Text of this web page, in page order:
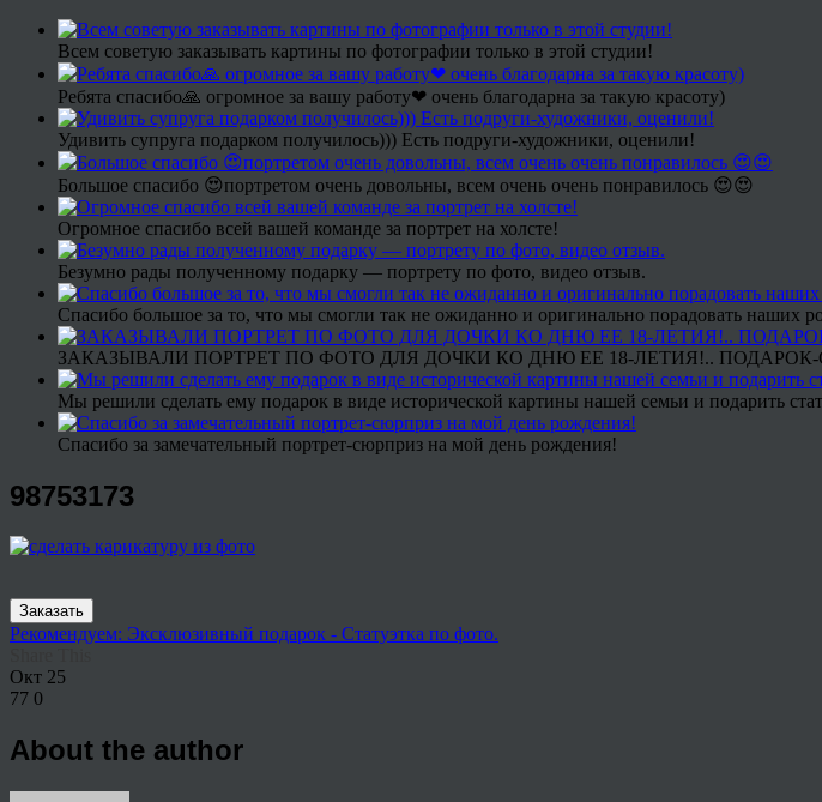
Всем советую заказывать картины по фотографии только в этой студии!
Ребята спасибо🙏 огромное за вашу работу❤ очень благодарна за такую красоту)
Удивить супруга подарком получилось))) Есть подруги-художники, оценили!
Большое спасибо 😍портретом очень довольны, всем очень очень понравилось 😍😍
Огромное спасибо всей вашей команде за портрет на холсте!
Безумно рады полученному подарку — портрету по фото, видео отзыв.
Спасибо большое за то, что мы смогли так не ожиданно и оригинально порадовать наших
ЗАКАЗЫВАЛИ ПОРТРЕТ ПО ФОТО ДЛЯ ДОЧКИ КО ДНЮ ЕЕ 18-ЛЕТИЯ!..
Мы решили сделать ему подарок в виде исторической картины нашей семьи и подарить
Спасибо за замечательный портрет-сюрприз на мой день рождения!
98753173
Заказать
Рекомендуем: Эксклюзивный подарок - Статуэтка по фото.
Окт 25
77 0
About the author